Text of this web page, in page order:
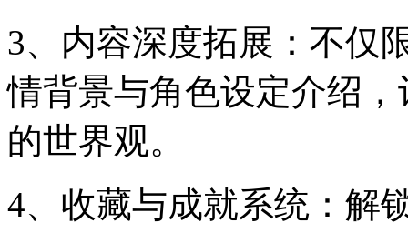
3、内容深度拓展：不仅
情背景与角色设定介绍
的世界观。
4、收藏与成就系统：解